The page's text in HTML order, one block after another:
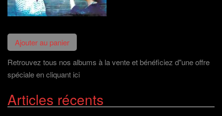
Retrouvez tous nos albums à la vente et bénéficiez d"une offre
spéciale en cliquant ici
Articles récents